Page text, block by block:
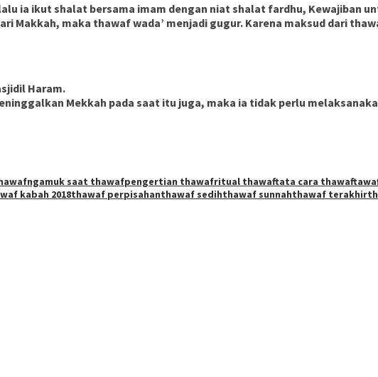
ia ikut shalat bersama imam dengan niat shalat fardhu, Kewajiban
maka thawaf wada’ menjadi gugur. Karena maksud dari
Haram.
Mekkah pada saat itu juga, maka ia tidak perlu
ngamuk saat thawafpengertian thawafritual thawaftata cara thawaf
kabah 2018thawaf perpisahanthawaf sedihthawaf sunnahthawaf terakhir